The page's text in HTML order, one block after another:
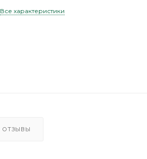
Все характеристики
ОТЗЫВЫ